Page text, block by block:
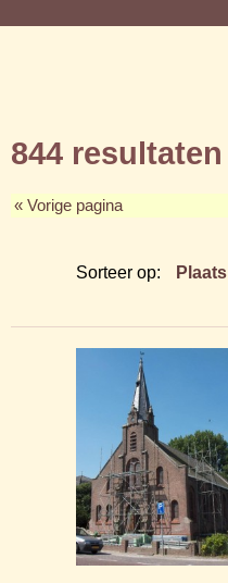
844 resultaten
« Vorige pagina
Sorteer op: Plaats